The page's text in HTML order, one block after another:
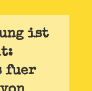
ist
fuer